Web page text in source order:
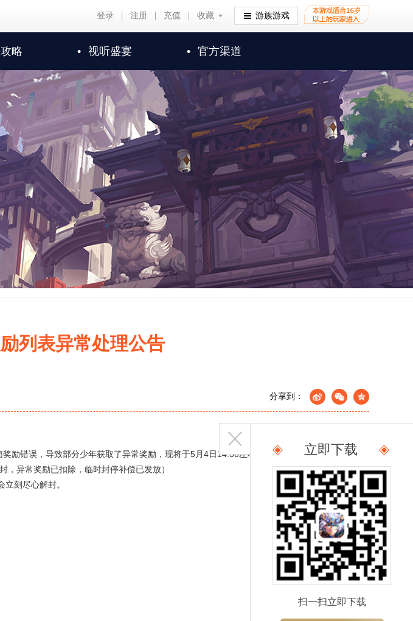
登录 注册 充值 收藏
收藏 游族游戏
略 • 视听盛宴 • 官方渠道
列表异常处理公告
分享到：
错误，导致部分少年获取了异常奖励，现将于5月4日14:30左右对获取异常的角色进行临时封
异常奖励已扣除，临时封停补偿已发放）
刻尽心解封。
立即下载
扫一扫立即下载